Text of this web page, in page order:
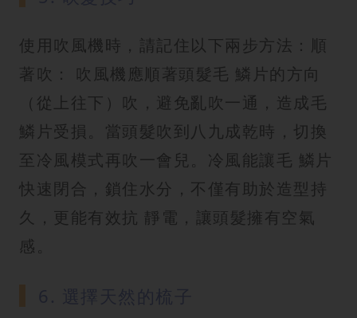
使用吹風機時，請記住以下兩步方法：順
著吹： 吹風機應順著頭髮毛 鱗片的方向
（從上往下）吹，避免亂吹一通，造成毛
鱗片受損。當頭髮吹到八九成乾時，切換
至冷風模式再吹一會兒。冷風能讓毛 鱗片
快速閉合，鎖住水分，不僅有助於造型持
久，更能有效抗 靜電，讓頭髮擁有空氣
感。